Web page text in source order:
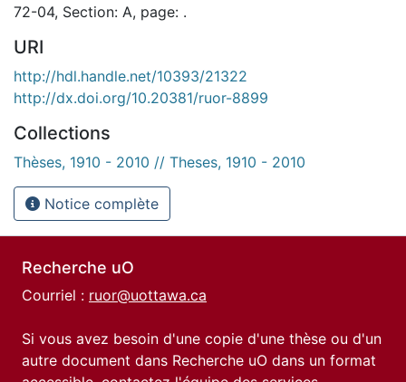
72-04, Section: A, page: .
URI
http://hdl.handle.net/10393/21322
http://dx.doi.org/10.20381/ruor-8899
Collections
Thèses, 1910 - 2010 // Theses, 1910 - 2010
Notice complète
Recherche uO
Courriel : ruor@uottawa.ca
Si vous avez besoin d'une copie d'une thèse ou d'un
autre document dans Recherche uO dans un format